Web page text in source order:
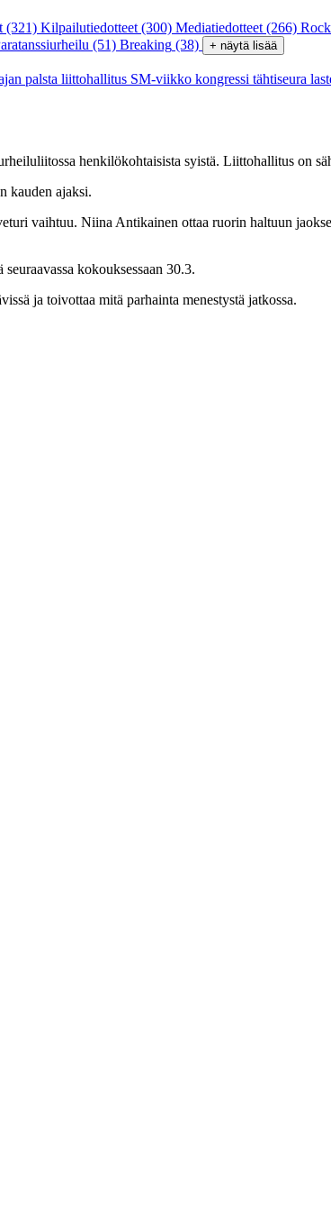
(321) Kilpailutiedotteet (300) Mediatiedotteet (266)
(51) Breaking (38) + näytä lisää
palsta liittohallitus SM-viikko kongressi tähtiseura
henkilökohtaisista syistä. Liittohallitus on
kauden ajaksi.
vaihtuu. Niina Antikainen ottaa ruorin haltuun
kokouksessaan 30.3.
ja toivottaa mitä parhainta menestystä jatkossa.